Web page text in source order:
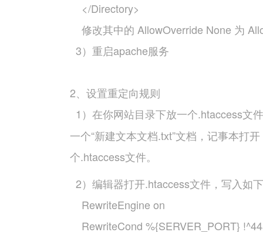
</Directory>
修改其中的 AllowOverride None 为
3）重启apache服务
2、设置重定向规则
1）在你网站目录下放一个.htaccess文
一个“新建文本文档.txt”文档，记事本打
个.htaccess文件。
2）编辑器打开.htaccess文件，写入如
RewriteEngine on
RewriteCond %{SERVER_PORT}